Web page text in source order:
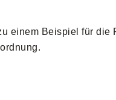
einem Beispiel für die